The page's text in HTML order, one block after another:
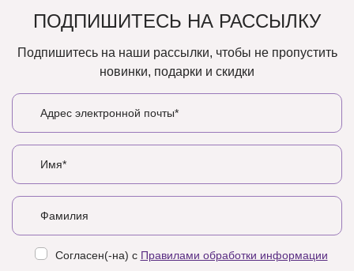
ПОДПИШИТЕСЬ НА РАССЫЛКУ
Подпишитесь на наши рассылки, чтобы не пропустить
новинки, подарки и скидки
Согласен(-на) с Правилами обработки информации